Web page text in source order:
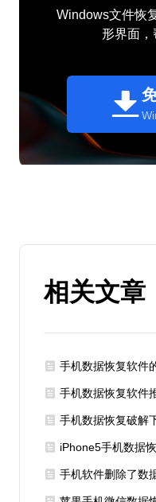
Windows文件恢
形界面，
相关文章
手机数据恢复软件
手机数据恢复软件
手机数据恢复破解
iPhone5手机数据
手机软件删除了数